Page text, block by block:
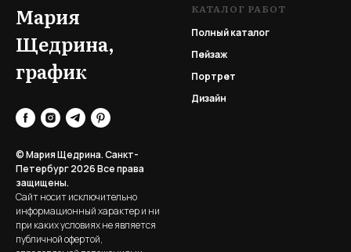
Мария
Щедрина,
график
© Мария Щедрина. Санкт-
Петербург 2026Все права
защищены.
Сайт носит исключительно
информационный характер и ни
при каких условиях не является
публичной офертой,
КАТАЛОГ РАБОТ
Полный каталог
Пейзаж
Портрет
Дизайн